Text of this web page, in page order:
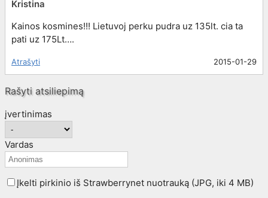
Kristina
Kainos kosmines!!! Lietuvoj perku pudra uz 135lt. cia ta
pati uz 175Lt….
Atrašyti 2015-01-29
Rašyti atsiliepimą
įvertinimas
Vardas
Įkelti pirkinio iš Strawberrynet nuotrauką (JPG, iki 4 MB)